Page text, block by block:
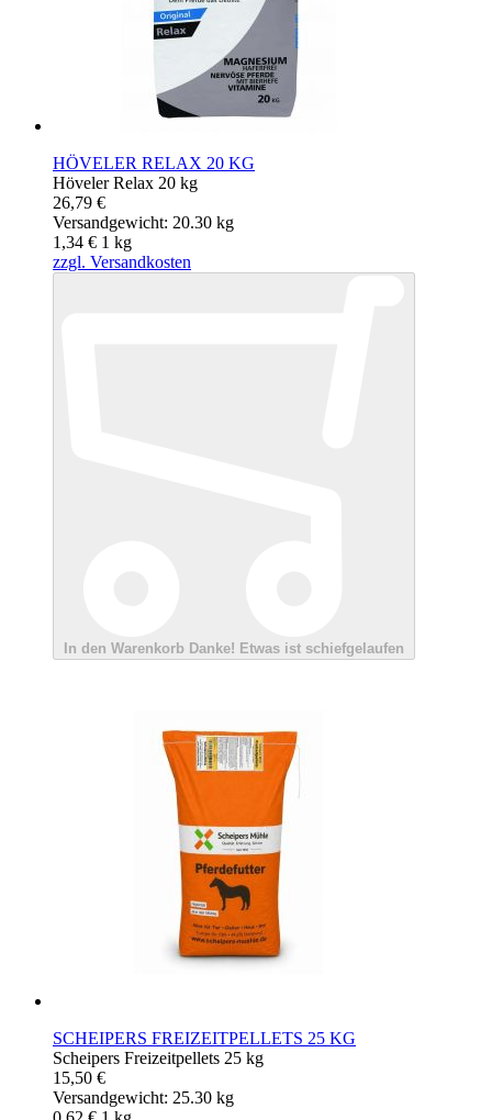
HÖVELER RELAX 20 KG
Höveler Relax 20 kg
26,79 €
Versandgewicht: 20.30 kg
1,34 € 1 kg
zzgl. Versandkosten
In den Warenkorb Danke! Etwas ist schiefgelaufen
SCHEIPERS FREIZEITPELLETS 25 KG
Scheipers Freizeitpellets 25 kg
15,50 €
Versandgewicht: 25.30 kg